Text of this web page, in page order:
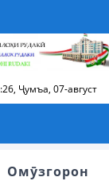
, Ҷумъа, 07-август
Омӯзгорон